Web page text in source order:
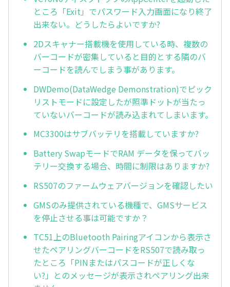
ところ「Exit」でパスワード入力画面になり終了
出来ない。どうしたらよいですか?
2Dスキャナー搭載機を使用している時、複数の
バーコードが密集していると目的とする隣のバ
ーコードを読んでしまう事があります。
DWDemo(DataWedge Demonstration)でピック
リストモードに設定したが照準ドットが当たっ
ていないバーコードが読み込まれてしまいます。
MC3300はサブバッテリを搭載していますか?
Battery SwapモードでRAM データを保ってバッ
テリー交換する場合、時間に制限はありますか?
RS507のファームウェアバージョンを確認したい
GMSのみ提供されている機種で、GMSサービス
を停止させる事は可能ですか？
TC51上のBluetooth Pairingアイコンから表示さ
せたペアリングバーコードをRS507で読み取っ
たところ「PINまたはパスコードが正しくな
い?」とのメッセージが表示されペアリング出来